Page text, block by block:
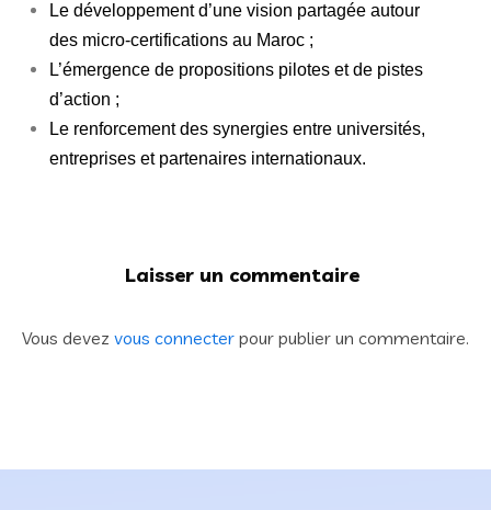
Le développement d’une vision partagée autour
des micro-certifications au Maroc ;
L’émergence de propositions pilotes et de pistes
d’action ;
Le renforcement des synergies entre universités,
entreprises et partenaires internationaux.
Laisser un commentaire
Vous devez vous connecter pour publier un commentaire.